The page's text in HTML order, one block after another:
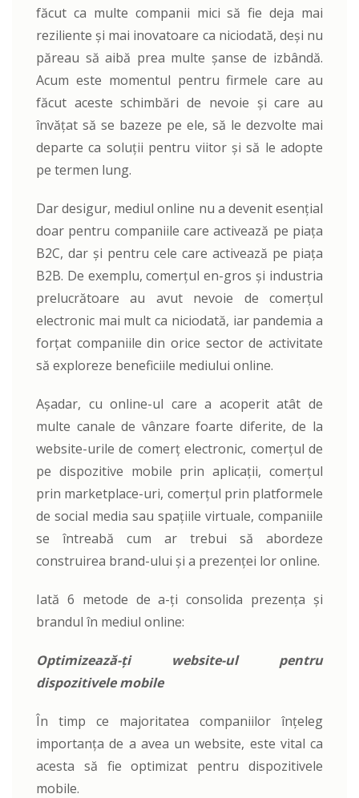
făcut ca multe companii mici să fie deja mai
reziliente și mai inovatoare ca niciodată, deși nu
păreau să aibă prea multe șanse de izbândă.
Acum este momentul pentru firmele care au
făcut aceste schimbări de nevoie și care au
învățat să se bazeze pe ele, să le dezvolte mai
departe ca soluții pentru viitor și să le adopte
pe termen lung.
Dar desigur, mediul online nu a devenit esențial
doar pentru companiile care activează pe piața
B2C, dar și pentru cele care activează pe piața
B2B. De exemplu, comerțul en-gros și industria
prelucrătoare au avut nevoie de comerțul
electronic mai mult ca niciodată, iar pandemia a
forțat companiile din orice sector de activitate
să exploreze beneficiile mediului online.
Așadar, cu online-ul care a acoperit atât de
multe canale de vânzare foarte diferite, de la
website-urile de comerț electronic, comerțul de
pe dispozitive mobile prin aplicații, comerțul
prin marketplace-uri, comerțul prin platformele
de social media sau spațiile virtuale, companiile
se întreabă cum ar trebui să abordeze
construirea brand-ului și a prezenței lor online.
Iată 6 metode de a-ți consolida prezența și
brandul în mediul online:
Optimizează-ți website-ul pentru
dispozitivele mobile
În timp ce majoritatea companiilor înțeleg
importanța de a avea un website, este vital ca
acesta să fie optimizat pentru dispozitivele
mobile.